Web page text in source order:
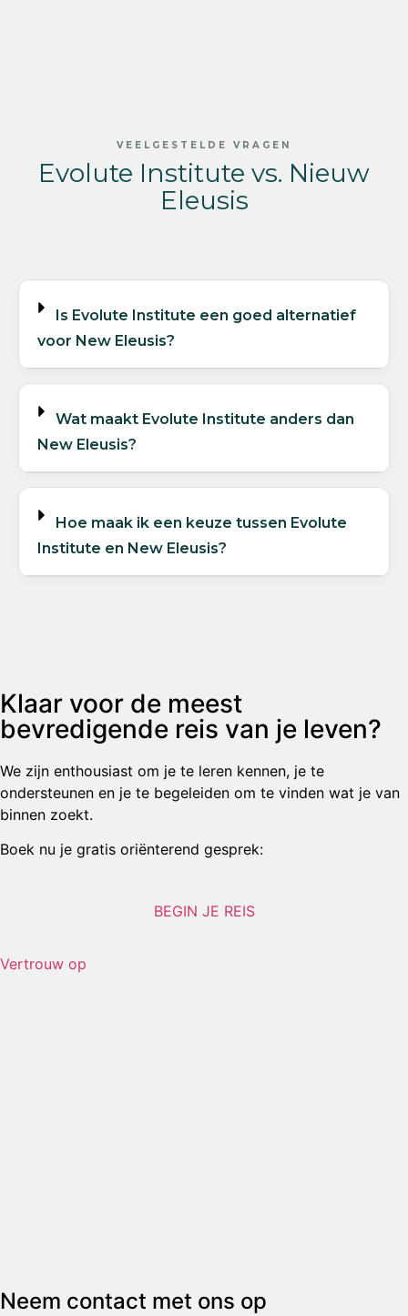
VEELGESTELDE VRAGEN
Evolute Institute vs. Nieuw
Eleusis
Is Evolute Institute een goed alternatief
voor New Eleusis?
Wat maakt Evolute Institute anders dan
New Eleusis?
Hoe maak ik een keuze tussen Evolute
Institute en New Eleusis?
Klaar voor de meest
bevredigende reis van je leven?
We zijn enthousiast om je te leren kennen, je te
ondersteunen en je te begeleiden om te vinden wat je van
binnen zoekt.
Boek nu je gratis oriënterend gesprek:
BEGIN JE REIS
Vertrouw op
Neem contact met ons op